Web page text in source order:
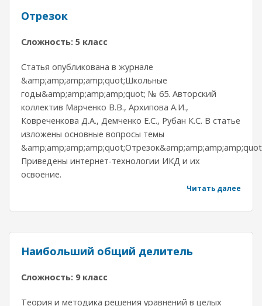
Отрезок
Сложность: 5 класс
Статья опубликована в журнале
&amp;amp;amp;amp;quot;Школьные
годы&amp;amp;amp;amp;quot; № 65. Авторский
коллектив Марченко В.В., Архипова А.И.,
Ковреченкова Д.А., Демченко Е.С., Рубан К.С. В статье
изложены основные вопросы темы
Приведены интернет-технологии ИКД и их
освоение.
Читать далее
Наибольший общий делитель
Сложность: 9 класс
Теория и методика решения уравнений в целых